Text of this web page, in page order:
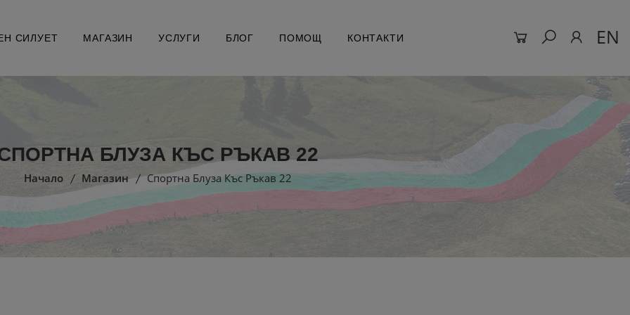
СИЛУЕТ МАГАЗИН УСЛУГИ БЛОГ ПОМОЩ КОНТАКТИ EN
БЛУЗА КЪС РЪКАВ 22
Начало Магазин Спортна Блуза Къс Ръкав 22